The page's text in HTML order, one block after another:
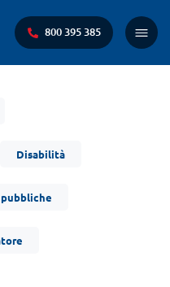
800 395 385
Menu
Disabilità